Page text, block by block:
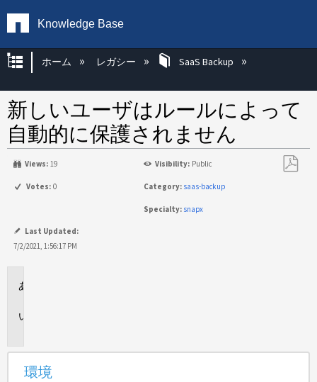
Knowledge Base
グローバル階層を展開/折りたたむ
ホーム レガシー SaaS Backup
新しいユーザはルールによって
自動的に保護されません
Views: 19 Visibility: Public
Votes: 0 Category: saas-backup
Specialty: snapx
Last Updated:
7/2/2021, 1:56:17 PM
環境